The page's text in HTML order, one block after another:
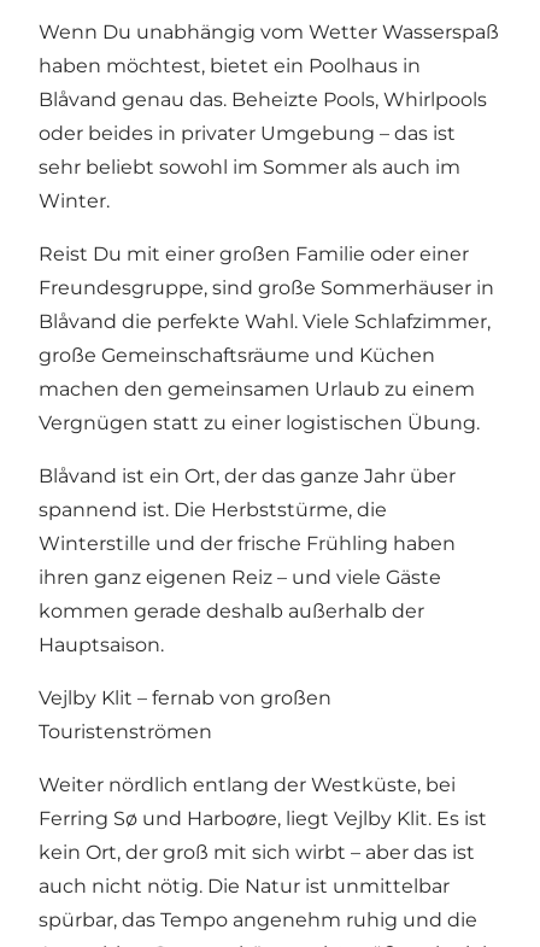
Wenn Du unabhängig vom Wetter Wasserspaß
haben möchtest, bietet ein Poolhaus in
Blåvand genau das. Beheizte Pools, Whirlpools
oder beides in privater Umgebung – das ist
sehr beliebt sowohl im Sommer als auch im
Winter.
Reist Du mit einer großen Familie oder einer
Freundesgruppe, sind große Sommerhäuser in
Blåvand die perfekte Wahl. Viele Schlafzimmer,
große Gemeinschaftsräume und Küchen
machen den gemeinsamen Urlaub zu einem
Vergnügen statt zu einer logistischen Übung.
Blåvand ist ein Ort, der das ganze Jahr über
spannend ist. Die Herbststürme, die
Winterstille und der frische Frühling haben
ihren ganz eigenen Reiz – und viele Gäste
kommen gerade deshalb außerhalb der
Hauptsaison.
Vejlby Klit – fernab von großen
Touristenströmen
Weiter nördlich entlang der Westküste, bei
Ferring Sø und Harboøre, liegt Vejlby Klit. Es ist
kein Ort, der groß mit sich wirbt – aber das ist
auch nicht nötig. Die Natur ist unmittelbar
spürbar, das Tempo angenehm ruhig und die